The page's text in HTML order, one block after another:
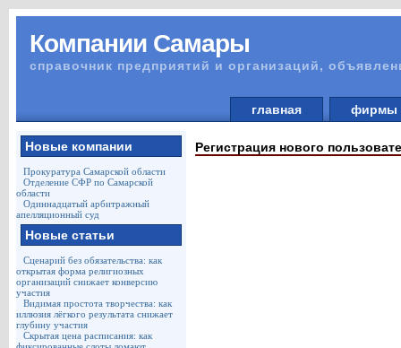
Компании Самары
справочник предприятий и организаций,
главная
Новые компании
Прокуратура Самарской области
Отделение СФР по Самарской
области
Одиннадцатый арбитражный
апелляционный суд
Новые статьи
Сценарий без обязательства: как
открытая форма религиозных
организаций снижает конверсию
участия
Видимая простота творчества: как
иллюзия лёгкого результата снижает
глубину участия
Скрытая цена расписания: как
Регистрация нового